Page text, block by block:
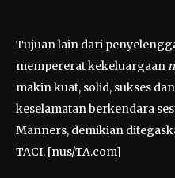
Tujuan lain dari
mempererat kekeluargaan
makin kuat, solid, sukses
keselamatan berkendara
Manners, demikian
TACI. [nus/TA.com]